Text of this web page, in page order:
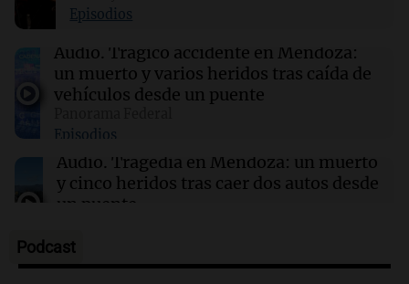
16:54 Mundo
Cuatro narcos bolivianos abatidos en Brasil
durante una operación conjunta contra el
crimen organizado
¿Se puede desencoger la ropa? Expertos
analizan mitos y realidades
Episodios
Audio. Trágico accidente en Mendoza:
un muerto y varios heridos tras caída de
vehículos desde un puente
Episodios
Audio. Tragedia en Mendoza: un muerto
y cinco heridos tras caer dos autos desde
un puente
Episodios
Audio.Messi llegará esta noche a
Podcast